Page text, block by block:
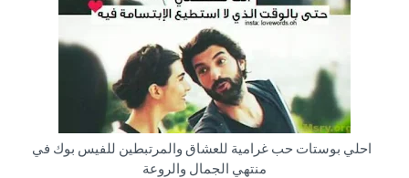
احلي بوستات حب غرامية للعشاق والمرتبطين للفيس بوك في
منتهي الجمال والروعة